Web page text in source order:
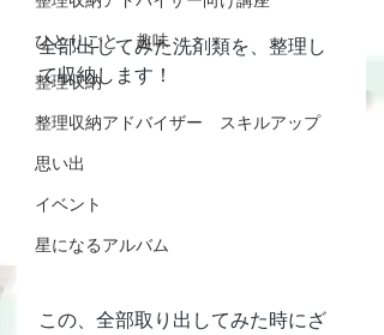
ひとりごと、趣味
整理収納
整理収納アドバイザー スキルアップ
思い出
イベント
星になるアルバム
全部出してみた洗剤類を、整理し
て収納します！
この、全部取り出してみた時にざ